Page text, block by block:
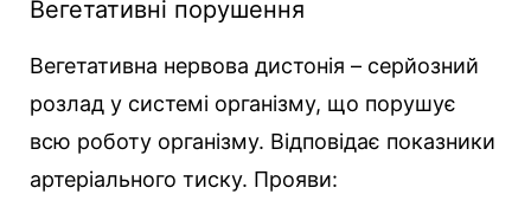
Вегетативні порушення
Вегетативна нервова дистонія – серйозний
розлад у системі організму, що порушує
всю роботу організму. Відповідає показники
артеріального тиску. Прояви: